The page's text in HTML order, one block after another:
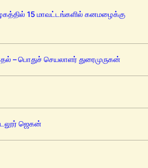
15 மாவட்டங்களில் கனமழைக்கு
– பொதுச் செயலாளர் துரைமுருகன்
ஜெகன்